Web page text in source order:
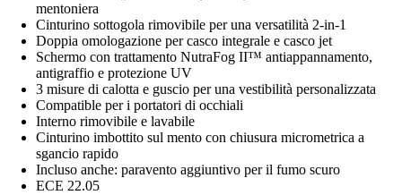
mentoniera
Cinturino sottogola rimovibile per una versatilità 2-in-1
Doppia omologazione per casco integrale e casco jet
Schermo con trattamento NutraFog II™ antiappannamento,
antigraffio e protezione UV
3 misure di calotta e guscio per una vestibilità personalizzata
Compatible per i portatori di occhiali
Interno rimovibile e lavabile
Cinturino imbottito sul mento con chiusura micrometrica a
sgancio rapido
Incluso anche: paravento aggiuntivo per il fumo scuro
ECE 22.05